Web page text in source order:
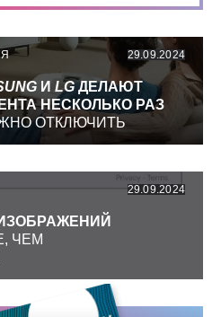
29.09.2024
И LGДЕЛАЮТ
НЕСКОЛЬКО РАЗ
ОТКЛЮЧИТЬ
29.09.2024
ЧЕМ